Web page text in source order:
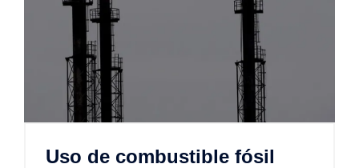
Uso de combustible fósil